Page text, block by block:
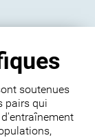
soutenues
pairs qui